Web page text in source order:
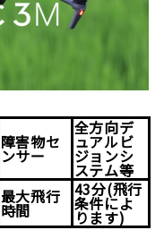
障害物セ
ンサー
全方向デ
ュアルビ
ジョンシ
ステム等
最大飛行
時間
43分(飛行
条件によ
ります)